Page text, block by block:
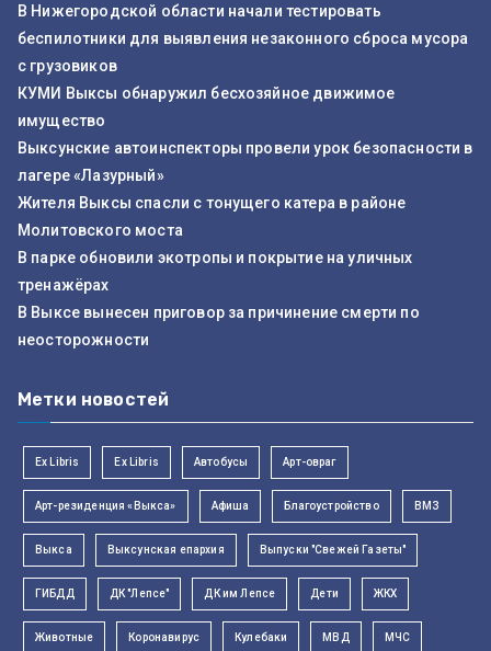
В Нижегородской области начали тестировать
беспилотники для выявления незаконного сброса мусора
с грузовиков
КУМИ Выксы обнаружил бесхозяйное движимое
имущество
Выксунские автоинспекторы провели урок безопасности в
лагере «Лазурный»
Жителя Выксы спасли с тонущего катера в районе
Молитовского моста
В парке обновили экотропы и покрытие на уличных
тренажёрах
В Выксе вынесен приговор за причинение смерти по
неосторожности
Метки новостей
Ex Libris Ex Libris Автобусы Арт-овраг
Арт-резиденция «Выкса» Афиша Благоустройство ВМЗ
Выкса Выксунская епархия Выпуски "Свежей Газеты"
ГИБДД ДК "Лепсе" ДК им Лепсе Дети ЖКХ
Животные Коронавирус Кулебаки МВД МЧС